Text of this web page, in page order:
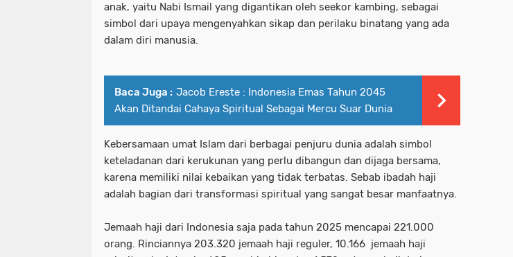
anak, yaitu Nabi Ismail yang digantikan oleh seekor kambing, sebagai
simbol dari upaya mengenyahkan sikap dan perilaku binatang yang ada
dalam diri manusia.
Baca Juga : Jacob Ereste : Indonesia Emas Tahun 2045
Akan Ditandai Cahaya Spiritual Sebagai Mercu Suar Dunia
Kebersamaan umat Islam dari berbagai penjuru dunia adalah simbol
keteladanan dari kerukunan yang perlu dibangun dan dijaga bersama,
karena memiliki nilai kebaikan yang tidak terbatas. Sebab ibadah haji
adalah bagian dari transformasi spiritual yang sangat besar manfaatnya.
Jemaah haji dari Indonesia saja pada tahun 2025 mencapai 221.000
orang. Rinciannya 203.320 jemaah haji reguler, 10.166 jemaah haji